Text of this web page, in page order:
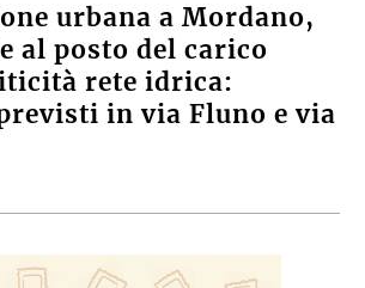
urbana a Mordano,
al posto del carico
rete idrica:
in via Fluno e via